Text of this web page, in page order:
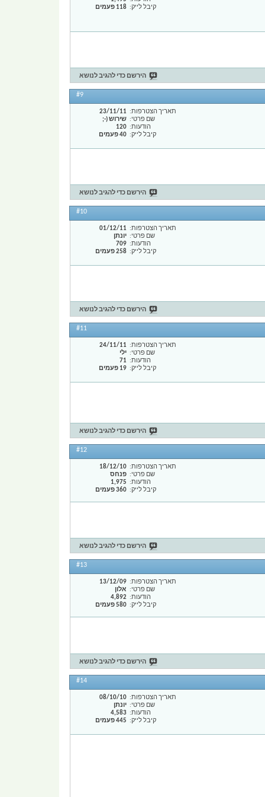
קיבל לייק
118 פעמים
הירשם כדי להגיב לנושא
#9
תאריך הצטרפות
23/11/11
שם פרטי
שירוש (-;
הודעות
120
קיבל לייק
40 פעמים
הירשם כדי להגיב לנושא
#10
תאריך הצטרפות
01/12/11
שם פרטי
יונתן
הודעות
709
קיבל לייק
258 פעמים
הירשם כדי להגיב לנושא
#11
תאריך הצטרפות
24/11/11
שם פרטי
ילי
הודעות
71
קיבל לייק
19 פעמים
הירשם כדי להגיב לנושא
#12
תאריך הצטרפות
18/12/10
שם פרטי
פנחס
הודעות
1,975
קיבל לייק
360 פעמים
הירשם כדי להגיב לנושא
#13
תאריך הצטרפות
13/12/09
שם פרטי
אלון
הודעות
4,892
קיבל לייק
580 פעמים
הירשם כדי להגיב לנושא
#14
תאריך הצטרפות
08/10/10
שם פרטי
יונתן
הודעות
4,583
קיבל לייק
445 פעמים